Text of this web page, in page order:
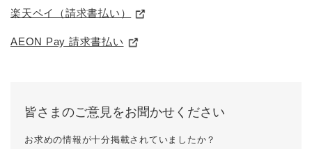
楽天ペイ（請求書払い）
AEON Pay 請求書払い
皆さまのご意見をお聞かせください
お求めの情報が十分掲載されていましたか？